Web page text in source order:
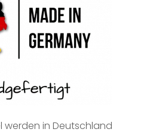
werden in Deutschland